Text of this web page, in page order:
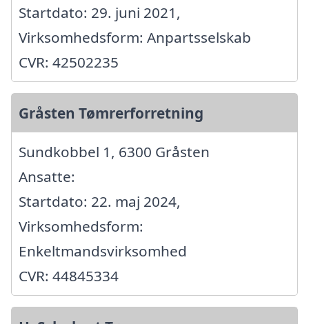
Startdato: 29. juni 2021,
Virksomhedsform: Anpartsselskab
CVR: 42502235
Gråsten Tømrerforretning
Sundkobbel 1, 6300 Gråsten
Ansatte:
Startdato: 22. maj 2024,
Virksomhedsform:
Enkeltmandsvirksomhed
CVR: 44845334